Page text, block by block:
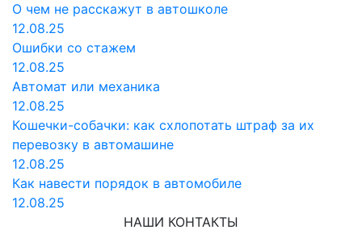
О чем не расскажут в автошколе
12.08.25
Ошибки со стажем
12.08.25
Автомат или механика
12.08.25
Кошечки-собачки: как схлопотать штраф за их
перевозку в автомашине
12.08.25
Как навести порядок в автомобиле
12.08.25
НАШИ КОНТАКТЫ